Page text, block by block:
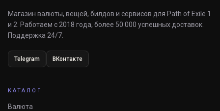
Магазин валюты, вещей, билдов и сервисов для Path of Exile 1
и 2. Работаем с 2018 года, более 50 000 успешных доставок.
Поддержка 24/7.
Telegram ВКонтакте
КАТАЛОГ
Валюта